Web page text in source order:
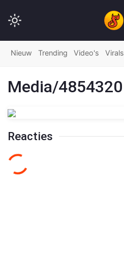
Nieuw Trending Video's Virals
Media/4854320
Reacties